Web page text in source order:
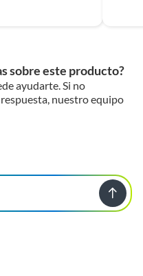
sobre este producto?
ayudarte. Si no
nuestro equipo